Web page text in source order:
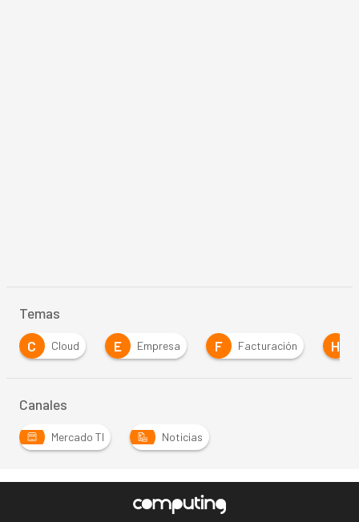
Temas
C
Cloud E Empresa F Facturación H
Canales
Mercado TI Noticias